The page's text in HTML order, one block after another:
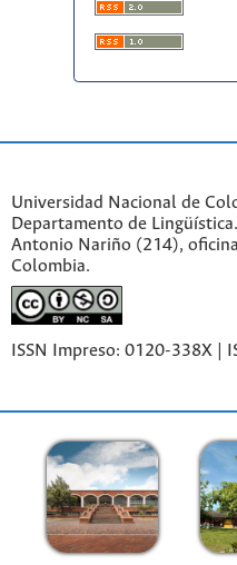
Universidad Nacional de
Departamento de
Antonio Nariño (214),
Colombia.
ISSN Impreso: 0120-338X |